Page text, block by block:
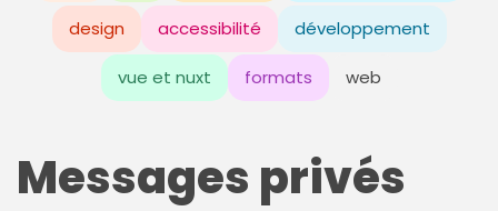
design accessibilité développement
vue et nuxt formats web
Messages privés